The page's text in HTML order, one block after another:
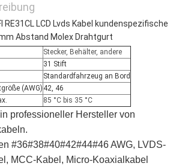
RE31CL LCD Lvds Kabel kundenspezifische
Abstand Molex Drahtgurt
Stecker, Behälter, andere
31 Stift
Standardfahrzeug an Bord
(AWG) 42, 46
85 °C bis 35 °C
professioneller Hersteller von
#36#38#40#42#44#46 AWG, LVDS-
MCC-Kabel, Micro-Koaxialkabel